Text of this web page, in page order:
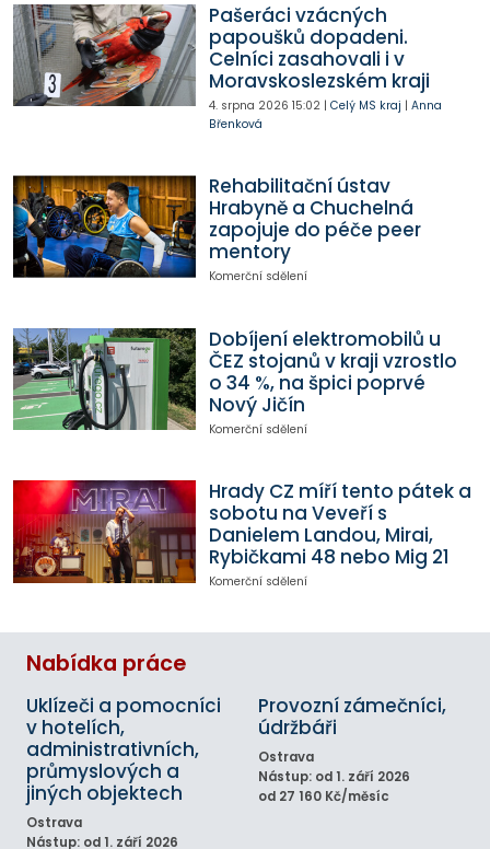
Pašeráci vzácných
papoušků dopadeni.
Celníci zasahovali i v
Moravskoslezském kraji
4. srpna 2026 15:02| Celý MS kraj | Anna
Břenková
Rehabilitační ústav
Hrabyně a Chuchelná
zapojuje do péče peer
mentory
Komerční sdělení
Dobíjení elektromobilů u
ČEZ stojanů v kraji vzrostlo
o 34 %, na špici poprvé
Nový Jičín
Komerční sdělení
Hrady CZ míří tento pátek a
sobotu na Veveří s
Danielem Landou, Mirai,
Rybičkami 48 nebo Mig 21
Komerční sdělení
Nabídka práce
Uklízeči a pomocníci
v hotelích,
administrativních,
průmyslových a
jiných objektech
Ostrava
Nástup: od 1. září 2026
Provozní zámečníci,
údržbáři
Ostrava
Nástup: od 1. září 2026
od 27 160 Kč/měsíc